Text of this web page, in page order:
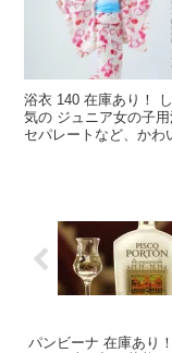
浴衣 140 在庫あり！
気の ジュニア女の子
セパレートなど、かわ
パンビーナ 在庫あり